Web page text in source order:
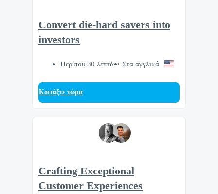
Convert die-hard savers into
investors
Περίπου 30 λεπτά Στα αγγλικά
Κοιτάξτε τώρα
Crafting Exceptional
Customer Experiences